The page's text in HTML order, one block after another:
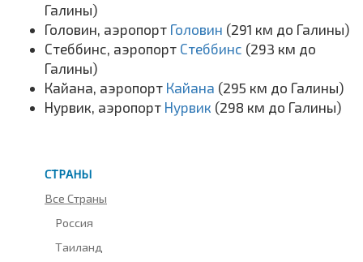
Галины)
Головин, аэропорт Головин (291 км до Галины)
Стеббинс, аэропорт Стеббинс (293 км до
Галины)
Кайана, аэропорт Кайана (295 км до Галины)
Нурвик, аэропорт Нурвик (298 км до Галины)
СТРАНЫ
Все Страны
Россия
Таиланд